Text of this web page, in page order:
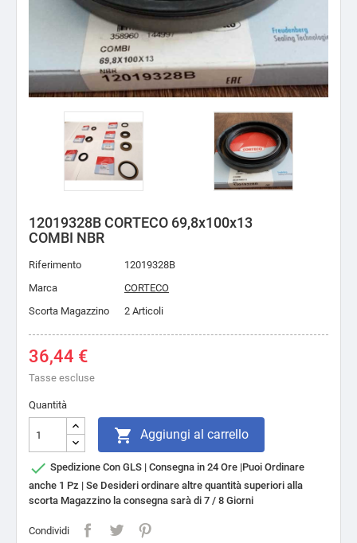
12019328B CORTECO 69,8x100x13
COMBI NBR
Riferimento
12019328B
Marca
CORTECO
Scorta Magazzino
2 Articoli
36,44 €
Tasse escluse
Quantità
 Aggiungi al carrello
 Spedizione Con GLS | Consegna in 24 Ore |Puoi Ordinare
anche 1 Pz | Se Desideri ordinare altre quantità superiori alla
scorta Magazzino la consegna sarà di 7 / 8 Giorni
Condividi